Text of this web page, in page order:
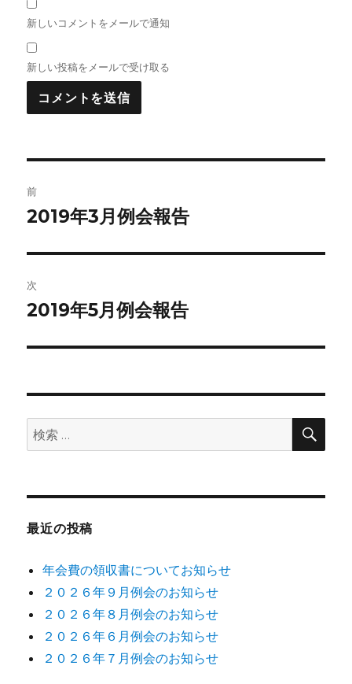
新しいコメントをメールで通知
新しい投稿をメールで受け取る
稿
ビ
ゲ
ー
ン
前
前
投
稿:
2019年3月例会報告
次
次
投
2019年5月例会報告
検
索:
検
最近の投稿
年会費の領収書についてお知らせ
２０２６年９月例会のお知らせ
２０２６年８月例会のお知らせ
２０２６年６月例会のお知らせ
２０２６年７月例会のお知らせ